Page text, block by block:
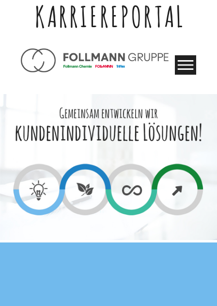
KARRIEREPORTAL